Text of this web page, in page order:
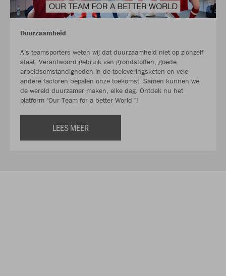
Duurzaamheid
Als teamsporters weten wij dat duurzaamheid niet op zichzelf
staat. Verantwoord gebruik van grondstoffen, goede
arbeidsomstandigheden in de toeleveringsketen en vele
andere factoren bepalen onze toekomst. Samen kunnen we
de wereld duurzamer maken, elke dag. Ontdek nu het
platform "Our Team for a better World "!
LEES MEER